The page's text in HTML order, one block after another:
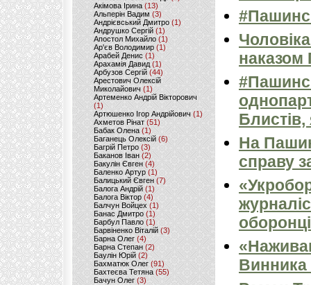
Акімова Ірина(13)
Альперін Вадим (3)
Андрієвський Дмитро(1)
Андрушко Сергій(1)
Апостол Михайло(1)
Ар'єв Володимир (1)
Арабей Денис(1)
Арахамія Давид (1)
Арбузов Сергій (44)
Арестович Олексій
Миколайович(1)
Артеменко Андрій Вікторович
(1)
Артюшенко Ігор Андрійович(1)
Ахметов Рінат(51)
Бабак Олена(1)
Баганець Олексій(6)
Багрій Петро (3)
Баканов Іван(2)
Бакулін Євген (4)
Баленко Артур(1)
Балицький Євген(7)
Балога Андрій (1)
Балога Віктор (4)
Балчун Войцех (1)
Банас Дмитро (1)
Барбул Павло(1)
Барвіненко Віталій(3)
Барна Олег (4)
Барна Степан (2)
Баулін Юрій (2)
Бахматюк Олег (91)
Бахтеєва Тетяна(55)
Бачун Олег (3)
На
справу
оборонці
Винника